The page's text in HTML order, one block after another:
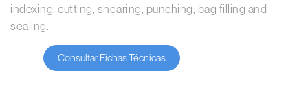
indexing, cutting, shearing, punching, bag filling and
sealing.
Consultar Fichas Técnicas